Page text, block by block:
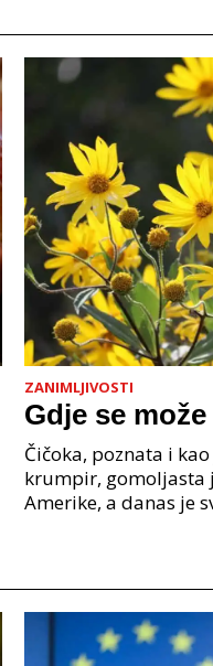
ZANIMLJIVOSTI
Gdje se
Čičoka, poznata i
krumpir, gomoljasta
Amerike, a danas je